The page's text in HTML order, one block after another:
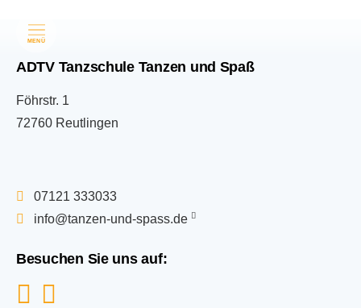
MENÜ
ADTV Tanzschule Tanzen und Spaß
Föhrstr. 1
72760 Reutlingen
07121 333033
info@tanzen-und-spass.de
Besuchen Sie uns auf: